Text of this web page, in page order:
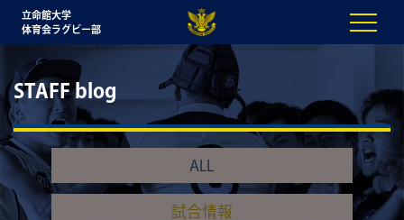
立命館大学
体育会ラグビー部
STAFF blog
ALL
試合情報